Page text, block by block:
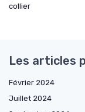
collier
Les articles
Février 2024
Juillet 2024